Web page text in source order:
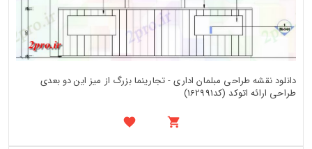
دانلود نقشه طراحی مبلمان اداری - تجارینما بزرگ از میز این دو بعدی
طراحی ارائه اتوکد (کد162991)